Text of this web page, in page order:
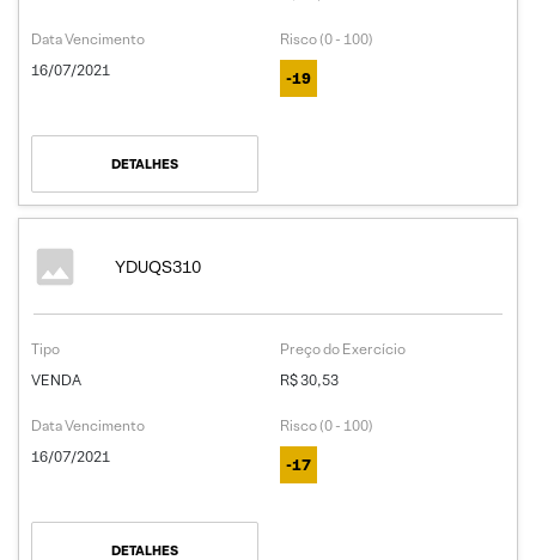
Data Vencimento
16/07/2021
Risco (0 - 100)
-19
DETALHES
YDUQS310
Tipo
VENDA
Preço do Exercício
R$ 30,53
Data Vencimento
16/07/2021
Risco (0 - 100)
-17
DETALHES